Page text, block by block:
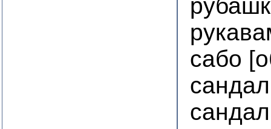
сабо